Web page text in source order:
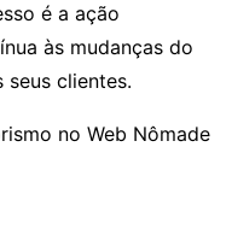
é a ação
às mudanças do
seus clientes.
no Web Nômade